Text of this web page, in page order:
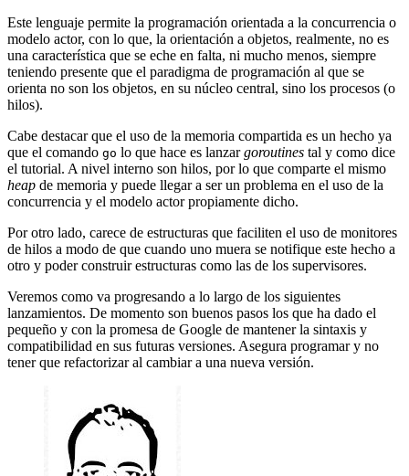
Este lenguaje permite la programación orientada a la concurrencia o
modelo actor, con lo que, la orientación a objetos, realmente, no es
una característica que se eche en falta, ni mucho menos, siempre
teniendo presente que el paradigma de programación al que se
orienta no son los objetos, en su núcleo central, sino los procesos (o
hilos).
Cabe destacar que el uso de la memoria compartida es un hecho ya
que el comando go lo que hace es lanzargoroutines tal y como dice
el tutorial. A nivel interno son hilos, por lo que comparte el mismo
heap de memoria y puede llegar a ser un problema en el uso de la
concurrencia y el modelo actor propiamente dicho.
Por otro lado, carece de estructuras que faciliten el uso de monitores
de hilos a modo de que cuando uno muera se notifique este hecho a
otro y poder construir estructuras como las de los supervisores.
Veremos como va progresando a lo largo de los siguientes
lanzamientos. De momento son buenos pasos los que ha dado el
pequeño y con la promesa de Google de mantener la sintaxis y
compatibilidad en sus futuras versiones. Asegura programar y no
tener que refactorizar al cambiar a una nueva versión.